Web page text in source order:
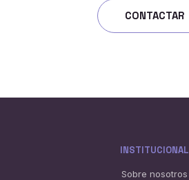
CONTACTAR
INSTITUCIONAL
Sobre nosotros